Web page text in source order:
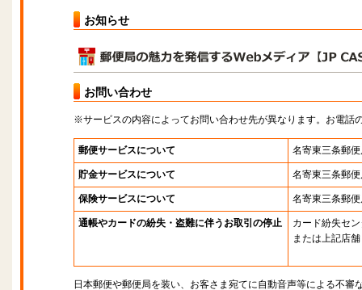
お知らせ
お問い合わせ
※サービスの内容によってお問い合わせ先が異なります。お電話
郵便サービスについて 名寄東三条郵
貯金サービスについて 名寄東三条郵
保険サービスについて 名寄東三条郵
通帳やカードの紛失・盗難に伴うお取引の停止
カード紛失セ
または上記店舗
日本郵便や郵便局を装い、お客さま宛てに自動音声等による不審